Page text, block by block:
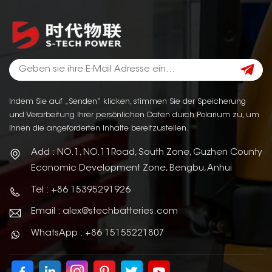
Indem Sie auf „Senden“ klicken, stimmen Sie der Speicherung
und Verarbeitung Ihrer persönlichen Daten durch Polarium zu, um
Ihnen die angeforderten Inhalte bereitzustellen.
Add : NO.1, NO.11Road, South Zone, Guzhen County
Economic Development Zone, Bengbu, Anhui
Tel : +86 15395291926
Email : alex@stechbatteries.com
WhatsApp : +86 15155221807